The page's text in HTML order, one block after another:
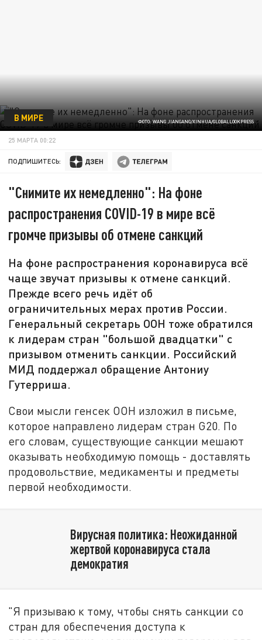
ФОТО: WANG JIANGANG/XINHUA/GLOBALLOOKPRESS
В МИРЕ
25 МАРТА 00:22
ПОДПИШИТЕСЬ:
"Снимите их немедленно": На фоне
распространения COVID-19 в мире всё
громче призывы об отмене санкций
На фоне распространения коронавируса всё
чаще звучат призывы к отмене санкций.
Прежде всего речь идёт об
ограничительных мерах против России.
Генеральный секретарь ООН тоже обратился
к лидерам стран "большой двадцатки" с
призывом отменить санкции. Российский
МИД поддержал обращение Антониу
Гутерриша.
Свои мысли генсек ООН изложил в письме,
которое направлено лидерам стран G20. По
его словам, существующие санкции мешают
оказывать необходимую помощь - доставлять
продовольствие, медикаменты и предметы
первой необходимости.
Вирусная политика: Неожиданной
жертвой коронавируса стала
демократия
"Я призываю к тому, чтобы снять санкции со
стран для обеспечения доступа к